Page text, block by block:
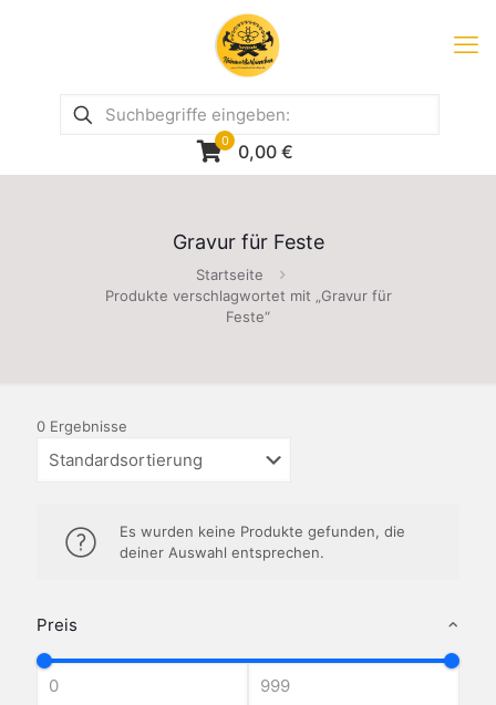
0 0,00 €
Gravur für Feste
Startseite
Produkte verschlagwortet mit „Gravur für
Feste“
Preis
0 Ergebnisse
Es wurden keine Produkte gefunden, die
deiner Auswahl entsprechen.